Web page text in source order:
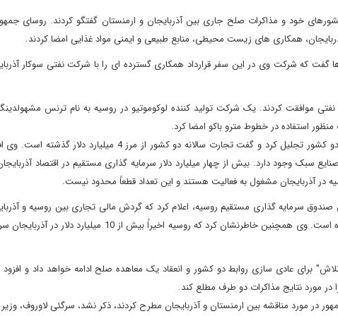
خود و مذاکرات صلح جاری بین آذربایجان و ارمنستان گفتگو کردند. روسای
همکاری های زیست محیطی، منابع طبیعی و ایمنی مواد غذایی امضا کردند.
گفت که شرکت وی در این سفر قرارداد همکاری گسترده ای را با شرکت نفتی سوکار
موافقت کردند. یک شرکت تولید کننده لوکوموتیو در روسیه به نام ترنس
استفاده در خطوط مترو باکو امضا کرد.
در جریان این سفر، پوتین از توسعه روابط اقتصادی و تجاری بین دو کشور تجلیل کرد و گفت تجارت سالانه دو کشور از مرز 4 میلیارد
وجود دارد. بیش از چهار میلیارد دلار سرمایه گذاری مستقیم در اقتصاد
سرمایه گذاری مستقیم روسیه، اعلام کرد که گردش مالی تجاری بین روسیه و
به 5 میلیارد دلار رسیده است که در سال گذشته 20 درصد رشد کرده است. وی همچنین خاطرنشان کرد که روسیه اخیراً بیش از 10 میلیارد
برای عادی سازی روابط دو کشور و انعقاد یک معاهده صلح ادامه خواهد داد و افزود
مورد نتایج مذاکرات دو طرف مطلع کند.
در مورد مناقشه بین ارمنستان و آذربایجان مطرح کردند، ذکر نشد، سرگئی لاوروف، وزیر